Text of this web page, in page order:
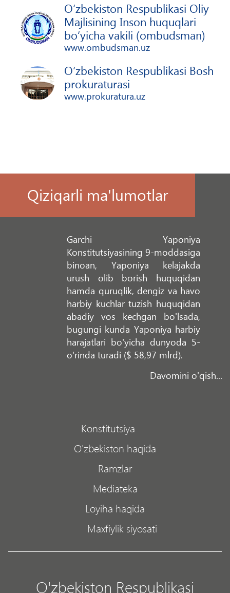
O‘zbekiston Respublikasi Oliy
Majlisining Inson huquqlari
bo‘yicha vakili (ombudsman)
www.ombudsman.uz
O‘zbekiston Respublikasi Bosh
prokuraturasi
www.prokuratura.uz
Qiziqarli ma'lumotlar
Garchi Yaponiya
Konstitutsiyasining 9-moddasiga
binoan, Yaponiya kelajakda
urush olib borish huquqidan
hamda quruqlik, dengiz va havo
harbiy kuchlar tuzish huquqidan
abadiy vos kechgan bo'lsada,
bugungi kunda Yaponiya harbiy
harajatlari bo'yicha dunyoda 5-
o'rinda turadi ($ 58,97 mlrd).
Davomini o'qish...
Konstitutsiya
O'zbekiston haqida
Ramzlar
Mediateka
Loyiha haqida
Maxfiylik siyosati
O'zbekiston Respublikasi